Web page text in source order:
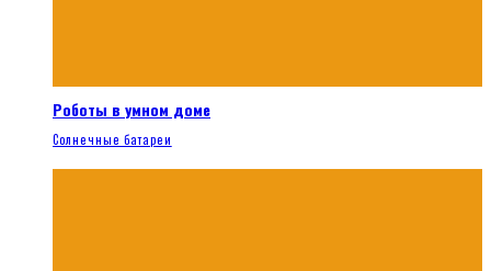
Роботы в умном доме
Солнечные батареи